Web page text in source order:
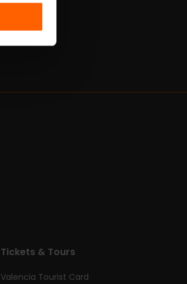
Tickets & Tours
Valencia Tourist Card